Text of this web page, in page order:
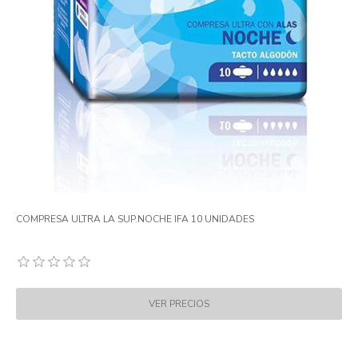
COMPRESA ULTRA LA SUP.NOCHE IFA 10 UNIDADES